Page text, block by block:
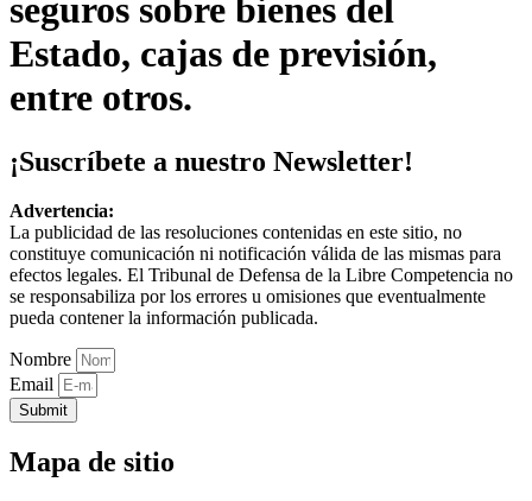
seguros sobre bienes del
Estado, cajas de previsión,
entre otros.
¡Suscríbete a nuestro Newsletter!
Advertencia:
La publicidad de las resoluciones contenidas en este sitio, no
constituye comunicación ni notificación válida de las mismas para
efectos legales. El Tribunal de Defensa de la Libre Competencia no
se responsabiliza por los errores u omisiones que eventualmente
pueda contener la información publicada.
Nombre
Email
Submit
Mapa de sitio